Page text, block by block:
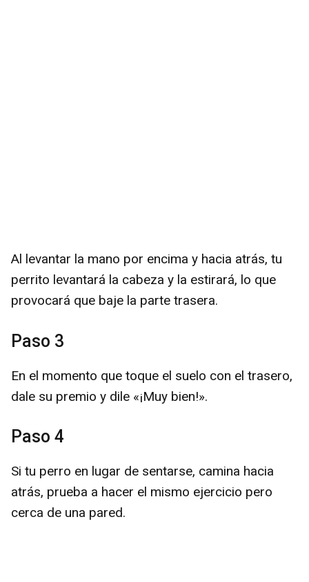
Al levantar la mano por encima y hacia atrás, tu
perrito levantará la cabeza y la estirará, lo que
provocará que baje la parte trasera.
Paso 3
En el momento que toque el suelo con el trasero,
dale su premio y dile «¡Muy bien!».
Paso 4
Si tu perro en lugar de sentarse, camina hacia
atrás, prueba a hacer el mismo ejercicio pero
cerca de una pared.